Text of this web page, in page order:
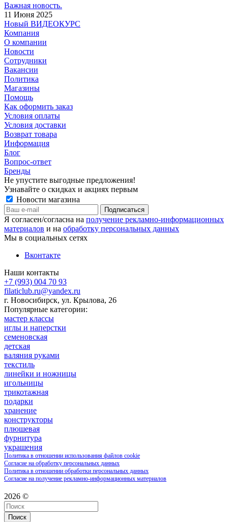
Важная новость.
11 Июня 2025
Новый ВИДЕОКУРС
Компания
О компании
Новости
Сотрудники
Вакансии
Политика
Магазины
Помощь
Как оформить заказ
Условия оплаты
Условия доставки
Возврат товара
Информация
Блог
Вопрос-ответ
Бренды
Не упустите выгодные предложения!
Узнавайте о скидках и акциях первым
Новости магазина
Я согласен/согласна на получение рекламно-информационных
материалов и на обработку персональных данных
Мы в социальных сетях
Вконтакте
Наши контакты
+7 (993) 004 70 93
filaticlub.ru@yandex.ru
г. Новосибирск, ул. Крылова, 26
Популярные категории:
мастер классы
иглы и наперстки
семеновская
детская
валяния руками
текстиль
линейки и ножницы
игольницы
трикотажная
подарки
хранение
конструкторы
плюшевая
фурнитура
украшения
Политика в отношении использования файлов cookie
Согласие на обработку персональных данных
Политика в отношении обработки персональных данных
Согласие на получение рекламно-информационных материалов
2026 ©
Поиск